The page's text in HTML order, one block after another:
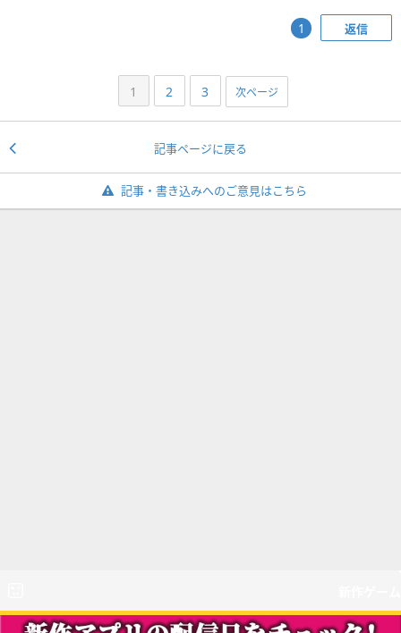
返信
1
1 2 3 次ページ
記事ページに戻る
記事・書き込みへのご意見はこちら